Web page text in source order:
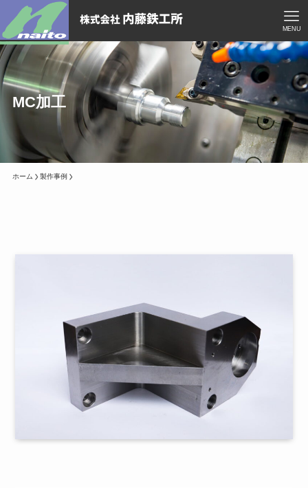
MENU
MC加工
ホーム 製作事例